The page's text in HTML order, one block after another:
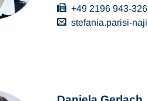
+49 2196 943-326
stefania.parisi-naji